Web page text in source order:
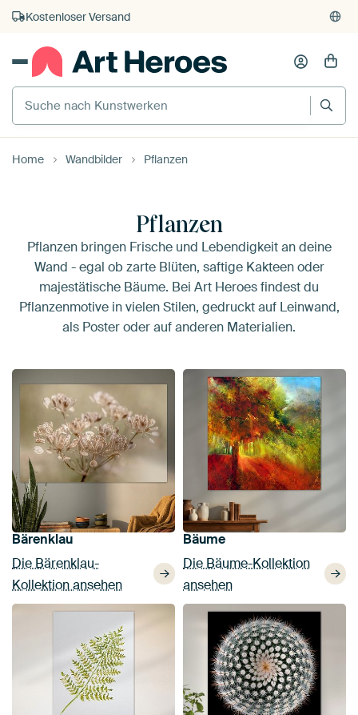
Kauf auf Rechnung
Individueller Druck auf Bestellung
Home Wandbilder Pflanzen
Pflanzen
Pflanzen bringen Frische und Lebendigkeit an deine
Wand - egal ob zarte Blüten, saftige Kakteen oder
majestätische Bäume. Bei Art Heroes findest du
Pflanzenmotive in vielen Stilen, gedruckt auf Leinwand,
als Poster oder auf anderen Materialien.
Bärenklau
Die Bärenklau-
Kollektion ansehen
Bäume
Die Bäume-Kollektion
ansehen